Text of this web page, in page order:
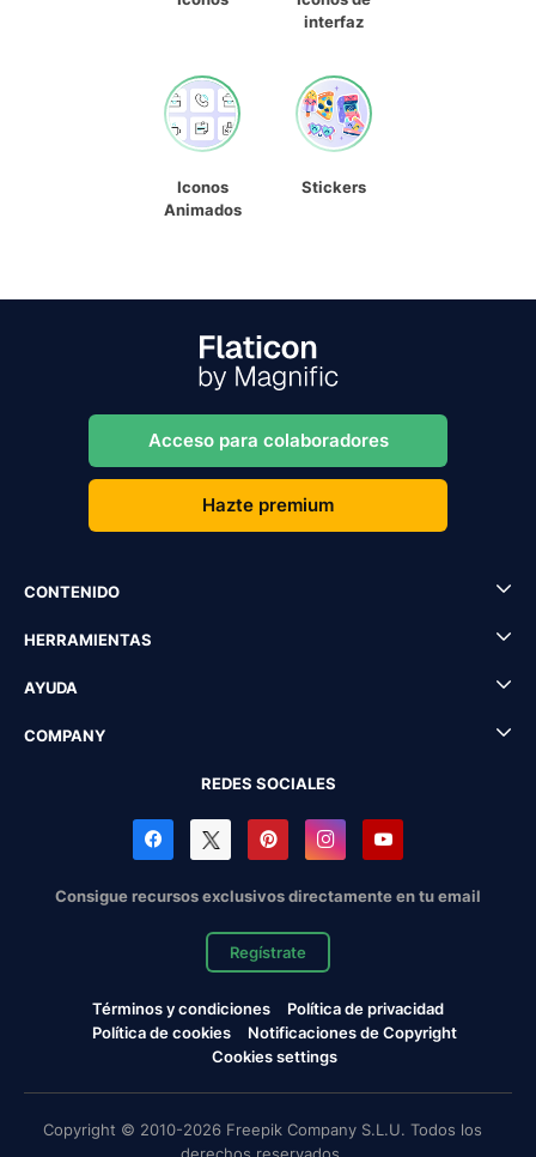
interfaz
Iconos
Animados
Stickers
Acceso para colaboradores
Hazte premium
CONTENIDO
HERRAMIENTAS
AYUDA
COMPANY
REDES SOCIALES
Consigue recursos exclusivos directamente en tu email
Regístrate
Términos y condiciones
Política de privacidad
Política de cookies
Notificaciones de Copyright
Cookies settings
Copyright © 2010-2026 Freepik Company S.L.U. Todos los